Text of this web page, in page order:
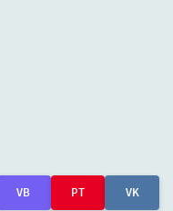
VB PT VK